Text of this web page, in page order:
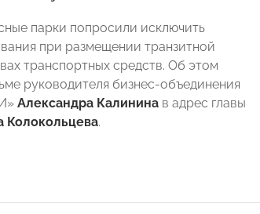
парки попросили исключить
при размещении транзитной
транспортных средств. Об этом
руководителя бизнес-объединения
Александра Калинина в адрес главы
Колокольцева.